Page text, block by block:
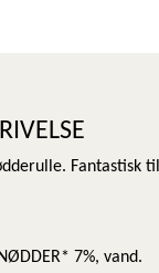
Fantastisk
7%, vand.